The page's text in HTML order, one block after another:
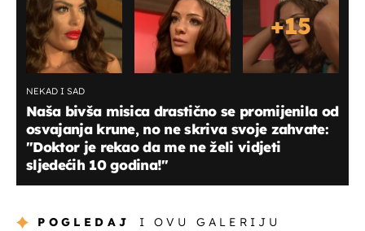
+15
NEKAD I SAD
Naša bivša misica drastično se promijenila od
osvajanja krune, no ne skriva svoje zahvate:
"Doktor je rekao da me ne želi vidjeti
sljedećih 10 godina!"
POGLEDAJ I OVU GALERIJU